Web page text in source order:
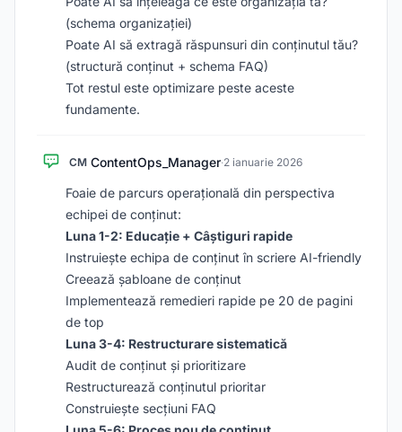
(schema organizației)
Poate AI să extragă răspunsuri din conținutul tău?
(structură conținut + schema FAQ)
Tot restul este optimizare peste aceste
fundamente.
CM ContentOps_Manager·2 ianuarie 2026
Foaie de parcurs operațională din perspectiva
echipei de conținut:
Luna 1-2: Educație + Câștiguri rapide
Instruiește echipa de conținut în scriere AI-friendly
Creează șabloane de conținut
Implementează remedieri rapide pe 20 de pagini
de top
Luna 3-4: Restructurare sistematică
Audit de conținut și prioritizare
Restructurează conținutul prioritar
Construiește secțiuni FAQ